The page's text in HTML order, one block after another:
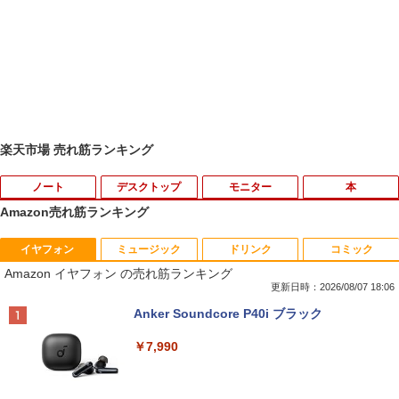
楽天市場 売れ筋ランキング
ノート
1
【期間限定破格金額！】新生活 新古品 W
in11搭載 パソコンノートパソコンoffice
付き 初心者向けノートPC 初期設定済 1
5.6型 インテル高速CPU ランダムで発送
メモリ4GB～ 高速SSD1TB 最大 フルHD
新で在庫処分
デスクトップ モニター
1
【期間限定10%OFFクーポン 8/12 10時
まで】 モニター 21.5型 液晶ディスプレ
イ ベゼル ディスプレイ 液晶モニター PC
モニター 壁掛け フリッカーレス FreeSy
nc 21.5インチ 角度調節 FullHD ブルー
ノングレア MAXZEN JM22CH02
本
1
[8月下旬より発送予定][新品]ちいかわ な
んか小さくてかわいいやつ(8) なんか人魚
の島のひみつのふせん&ノートBOX付き
Amazon売れ筋ランキング
イヤフォン
Amazon イヤフォン の売れ筋ランキング
更新日時：2026/08/07 18:06
Anker Soundcore P40i ブラック
￥7,990
ミュージック ドリンク コミック